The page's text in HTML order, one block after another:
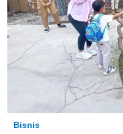
Bisnis